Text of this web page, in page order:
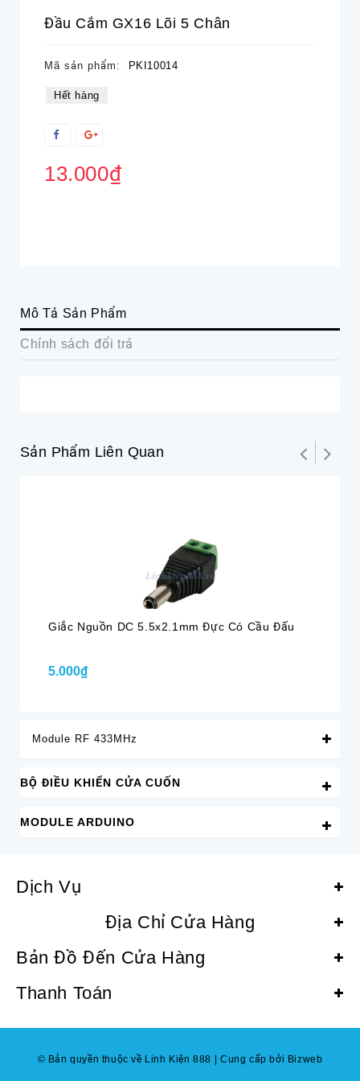
Đầu Cắm GX16 Lõi 5 Chân
Mã sản phẩm: PKI10014
Hết hàng
13.000₫
Mô Tả Sản Phẩm
Chính sách đổi trả
Sản Phẩm Liên Quan
Giắc Nguồn DC 5.5x2.1mm Đực Có Cầu Đấu
5.000₫
Module RF 433MHz
BỘ ĐIỀU KHIỂN CỬA CUỐN
MODULE ARDUINO
Dịch Vụ
Địa Chỉ Cửa Hàng
Bản Đồ Đến Cửa Hàng
© Bản quyền thuộc về Linh Kiện 888 Cung cấp bởi Bizweb
Thanh Toán